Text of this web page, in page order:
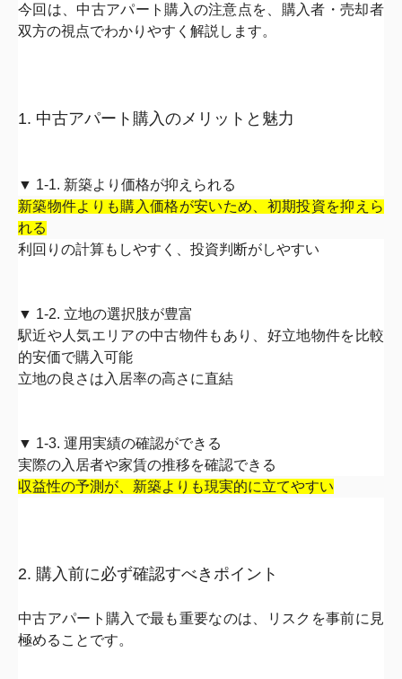
今回は、中古アパート購入の注意点を、購入者・売却者
双方の視点でわかりやすく解説します。
1. 中古アパート購入のメリットと魅力
▼ 1-1. 新築より価格が抑えられる
新築物件よりも購入価格が安いため、 初期投資を抑えら
れる
利回りの計算もしやすく、投資判断がしやすい
▼ 1-2. 立地の選択肢が豊富
駅近や人気エリアの中古物件もあり、 好立地物件を比較
的安価で購入可能
立地の良さは入居率の高さに直結
▼ 1-3. 運用実績の確認ができる
実際の入居者や家賃の推移を確認できる
収益性の予測が、新築よりも現実的に立てやすい
2. 購入前に必ず確認すべきポイント
中古アパート購入で最も重要なのは、リスクを事前に見
極めること です。